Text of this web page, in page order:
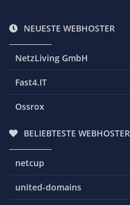
NEUESTE WEBHOSTER
NetzLiving GmbH
Fast4.IT
Ossrox
BELIEBTESTE WEBHOSTER
netcup
united-domains